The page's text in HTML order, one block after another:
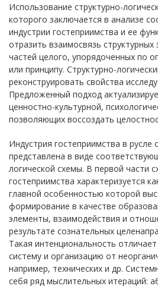
Использование структурно-
которого заключается в анализе
индустрии гостеприимства и ее
отразить взаимосвязь
частей целого, упорядоченных по
или принципу. Структурно-
реконструировать свойства
Предложенный подход
ценностно-культурной,
позволяющих воссоздать
Индустрия гостеприимства в русле
представлена в виде
логической схемы. В первой части
гостеприимства характеризуется
главной особенностью которой
формирование в качестве
элементы, взаимодействия и
результате сознательных
Такая интенциональность
систему и организацию от
например, технических и др.
себя ряд мыслительных итераций: